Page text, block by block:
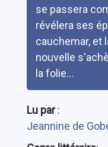
se passera
révélera ses
cauchemar, et
nouvelle
la folie...
Lu par:
Jeannine de